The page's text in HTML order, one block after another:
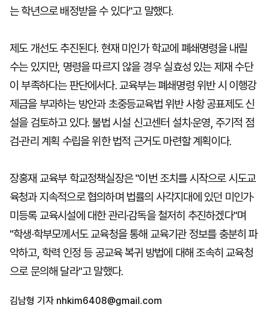
는 학년으로 배정받을 수 있다"고 말했다.
제도 개선도 추진된다. 현재 미인가 학교에 폐쇄명령을 내릴
수는 있지만, 명령을 따르지 않을 경우 실효성 있는 제재 수단
이 부족하다는 판단에서다. 교육부는 폐쇄명령 위반 시 이행강
제금을 부과하는 방안과 초중등교육법 위반 사항 공표제도 신
설을 검토하고 있다. 불법 시설 신고센터 설치·운영, 주기적 점
검·관리 계획 수립을 위한 법적 근거도 마련할 계획이다.
장홍재 교육부 학교정책실장은 "이번 조치를 시작으로 시도교
육청과 지속적으로 협의하며 법률의 사각지대에 있던 미인가·
미등록 교육시설에 대한 관리·감독을 철저히 추진하겠다"며
"학생·학부모께서도 교육청을 통해 교육기관 정보를 충분히 파
악하고, 학력 인정 등 공교육 복귀 방법에 대해 조속히 교육청
으로 문의해 달라"고 말했다.
김남형 기자 nhkim6408@gmail.com